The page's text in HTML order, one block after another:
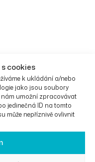
cookies
k ukládání a/nebo
jako jsou soubory
umožní zpracovávat
jedinečná ID na tomto
může nepříznivě ovlivnit